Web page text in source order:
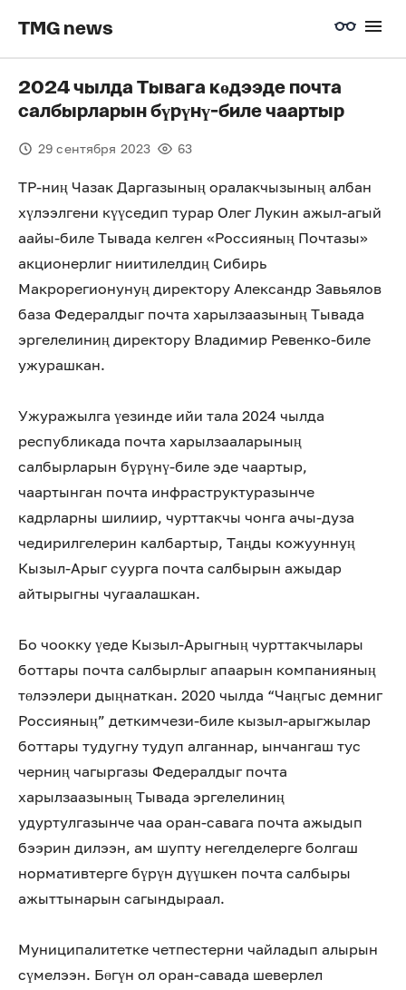
TMG news
2024 чылда Тывага көдээде почта
салбырларын бүрүнү-биле чаартыр
29 сентября 2023 63
ТР-ниң Чазак Даргазының оралакчызының албан
хүлээлгени күүседип турар Олег Лукин ажыл-агый
аайы-биле Тывада келген «Россияның Почтазы»
акционерлиг ниитилелдиң Сибирь
Макрорегионунуң директору Александр Завьялов
база Федералдыг почта харылзаазының Тывада
эргелелиниң директору Владимир Ревенко-биле
ужурашкан.
Ужуражылга үезинде ийи тала 2024 чылда
республикада почта харылзааларының
салбырларын бүрүнү-биле эде чаартыр,
чаартынган почта инфраструктуразынче
кадрларны шилиир, чурттакчы чонга ачы-дуза
чедирилгелерин калбартыр, Таңды кожууннуң
Кызыл-Арыг суурга почта салбырын ажыдар
айтырыгны чугаалашкан.
Бо чоокку үеде Кызыл-Арыгның чурттакчылары
боттары почта салбырлыг апаарын компанияның
төлээлери дыңнаткан. 2020 чылда “Чаңгыс демниг
Россияның” деткимчези-биле кызыл-арыгжылар
боттары тудугну тудуп алганнар, ынчангаш тус
черниң чагыргазы Федералдыг почта
харылзаазының Тывада эргелелиниң
удуртулгазынче чаа оран-савага почта ажыдып
бээрин дилээн, ам шупту негелделерге болгаш
нормативтерге бүрүн дүүшкен почта салбыры
ажыттынарын сагындыраал.
Муниципалитетке четпестерни чайладып алырын
сүмелээн. Бөгүн ол оран-савада шеверлел